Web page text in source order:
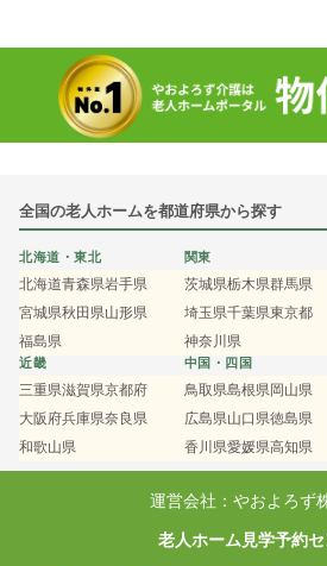
全国の老人ホームを都道府県から探す
北海道・東北
北海道青森県岩手県
宮城県秋田県山形県
福島県
関東
茨城県栃木県群馬県
埼玉県千葉県東京都
神奈川県
近畿
三重県滋賀県京都府
大阪府兵庫県奈良県
和歌山県
中国・四国
鳥取県島根県岡山県
広島県山口県徳島県
香川県愛媛県高知県
運営会社：やおよろず
老人ホーム見学予約